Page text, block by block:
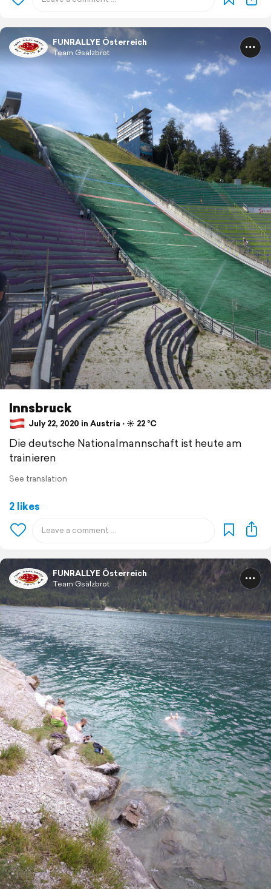
FUNRALLYE Österreich
Team Gsälzbrot
Innsbruck
July 22, 2020 in Austria ⋅ ☀️ 22 °C
Die deutsche Nationalmannschaft ist heute am
trainieren
See translation
2 likes
FUNRALLYE Österreich
Team Gsälzbrot